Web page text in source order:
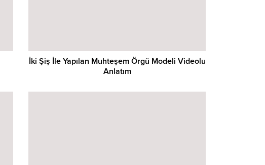
İki Şiş İle Yapılan Muhteşem Örgü Modeli Videolu
Anlatım